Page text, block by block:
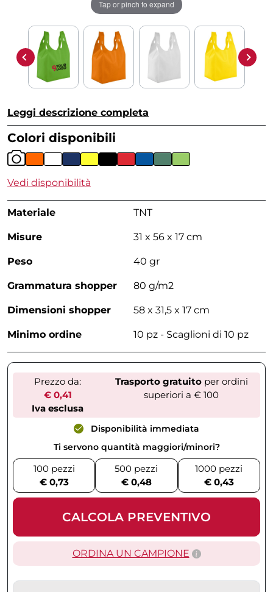
Tap or pinch to expand
Leggi descrizione completa
Colori disponibili
Vedi disponibilità
Materiale TNT
Misure 31 x 56 x 17 cm
Peso 40 gr
Grammatura shopper 80 g/m2
Dimensioni shopper 58 x 31,5 x 17 cm
Minimo ordine 10 pz - Scaglioni di 10 pz
Prezzo da:
€ 0,41
Iva esclusa
Trasporto gratuitoper ordini
superiori a € 100
Disponibilità immediata
Ti servono quantità maggiori/minori?
100 pezzi
€ 0,73
500 pezzi
€ 0,48
1000 pezzi
€ 0,43
CALCOLA PREVENTIVO
ORDINA UN CAMPIONE